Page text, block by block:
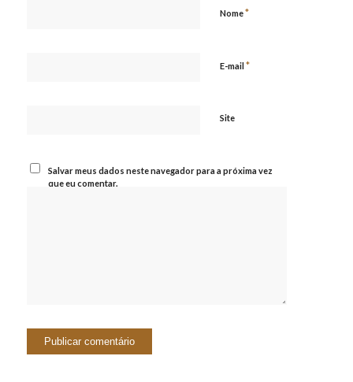
Nome*
E-mail*
Site
Salvar meus dados neste navegador para a próxima vez
que eu comentar.